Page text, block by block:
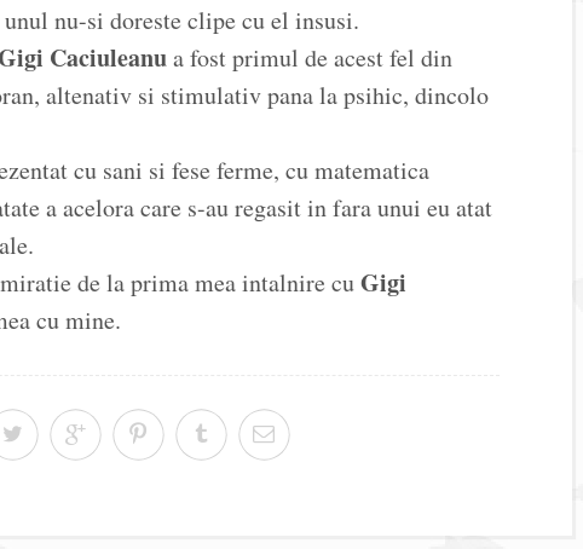
nu-si doreste clipe cu el insusi.
Caciuleanua fost primul de acest fel din
altenativ si stimulativ pana la psihic, dincolo
cu sani si fese ferme, cu matematica
a acelora care s-au regasit in fara unui eu atat
de la prima mea intalnire cuGigi
cu mine.